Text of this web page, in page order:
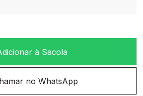
à Sacola